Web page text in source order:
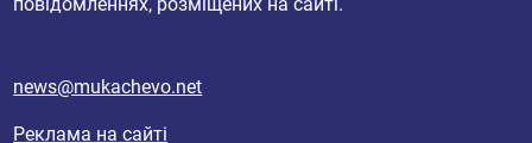
news@mukachevo.net
Реклама на сайті